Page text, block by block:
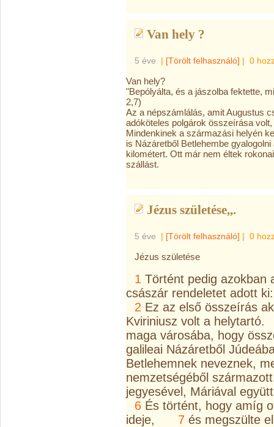
Van hely ?
5 éve | [Törölt felhasználó] | 0
Van hely?
"Bepólyálta, és a jászolba fektette,
2,7)
Az a népszámlálás, amit Augustus
adóköteles polgárok összeírása
Mindenkinek a származási helyén
is Názáretből Betlehembe
kilométert. Ott már nem éltek
szállást.
Jézus születése,,.
5 éve | [Törölt felhasználó] | 0
Jézus születése
1 Történt pedig azokban
császár rendeletet adott
2 Ez az első összeírás
Kviriniusz volt a helytartó.
maga városába, hogy
galileai Názáretből
Betlehemnek neveznek,
nemzetségéből
jegyesével, Máriával
6 És történt, hogy amíg
ideje,
7 és megszülte